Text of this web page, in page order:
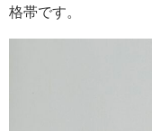
格帯です。